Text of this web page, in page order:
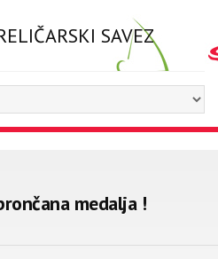
SAVEZ
medalja !